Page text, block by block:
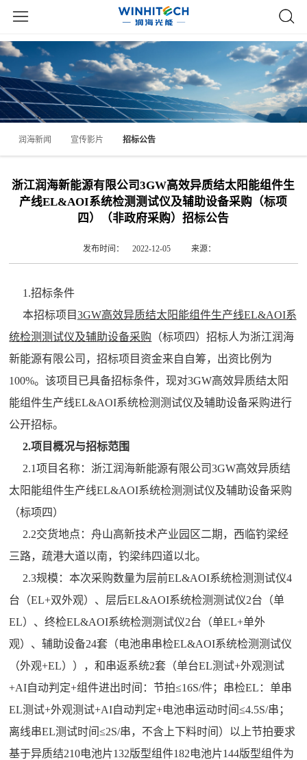
润海新闻 宣传影片 招标公告
浙江润海新能源有限公司3GW高效异质结太阳能组件生
产线EL&AOI系统检测测试仪及辅助设备采购（标项
四）（非政府采购）招标公告
发布时间： 2022-12-05 来源：
1.招标条件
本招标项目3GW高效异质结太阳能组件生产线EL&AOI系
统检测测试仪及辅助设备采购 （标项四）招标人为浙江润海
新能源有限公司，招标项目资金来自自筹，出资比例为
100%。该项目已具备招标条件，现对3GW高效异质结太阳
能组件生产线EL&AOI系统检测测试仪及辅助设备采购进行
公开招标。
2.项目概况与招标范围
2.1项目名称：浙江润海新能源有限公司3GW高效异质结
太阳能组件生产线EL&AOI系统检测测试仪及辅助设备采购
（标项四）
2.2交货地点：舟山高新技术产业园区二期，西临钓梁经
三路，疏港大道以南，钓梁纬四道以北。
2.3规模：本次采购数量为层前EL&AOI系统检测测试仪4
台（EL+双外观）、层后EL&AOI系统检测测试仪2台（单
EL）、终检EL&AOI系统检测测试仪2台（单EL+单外
观）、辅助设备24套（电池串串检EL&AOI系统检测测试仪
（外观+EL）），和串返系统2套（单台EL测试+外观测试
+AI自动判定+组件进出时间：节拍≤16S/件；串检EL：单串
EL测试+外观测试+AI自动判定+电池串运动时间≤4.5S/串；
离线串EL测试时间≤2S/串，不含上下料时间）以上节拍要求
基于异质结210电池片132版型组件182电池片144版型组件为